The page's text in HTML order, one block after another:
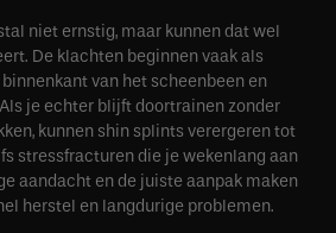
niet ernstig, maar kunnen dat wel
De klachten beginnen vaak als
van het scheenbeen en
je echter blijft doortrainen zonder
kunnen shin splints verergeren tot
stressfracturen die je wekenlang aan
aandacht en de juiste aanpak maken
herstel en langdurige problemen.